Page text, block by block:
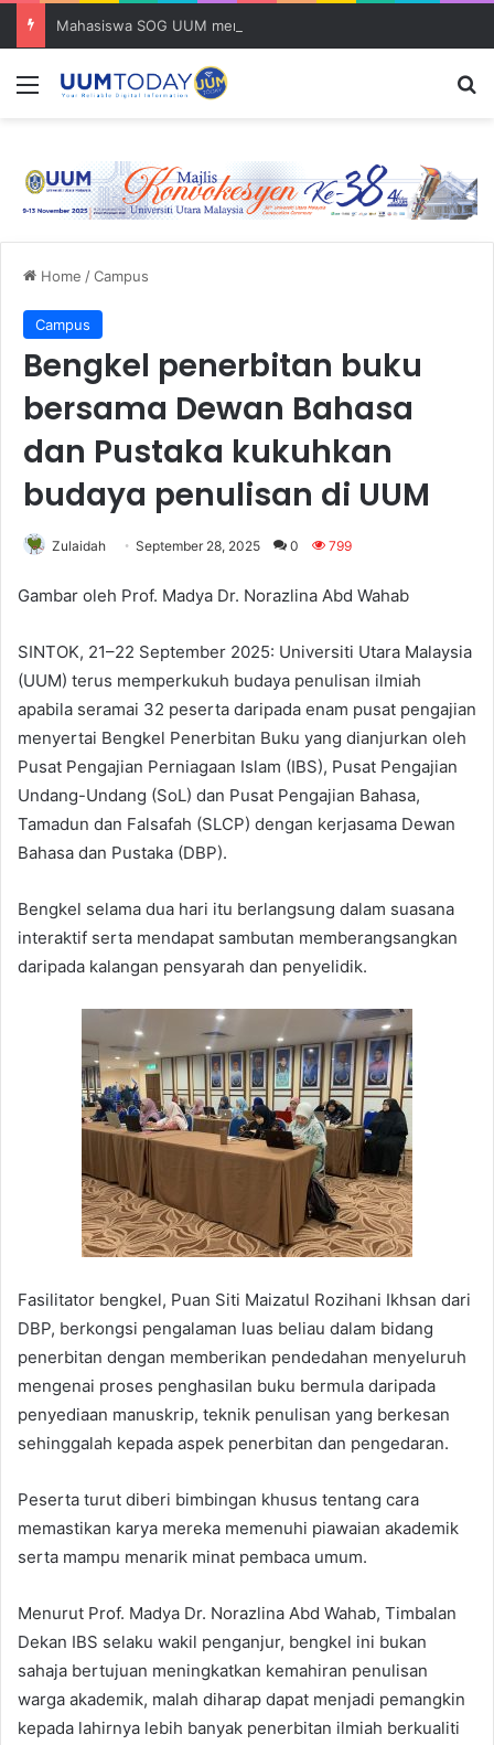
Menu
Home /Campus
Campus
Bengkel penerbitan buku
bersama Dewan Bahasa
dan Pustaka kukuhkan
budaya penulisan di UUM
Zulaidah September 28, 2025 0 799
Gambar oleh Prof. Madya Dr. Norazlina Abd Wahab
SINTOK, 21–22 September 2025: Universiti Utara Malaysia
(UUM) terus memperkukuh budaya penulisan ilmiah
apabila seramai 32 peserta daripada enam pusat pengajian
menyertai Bengkel Penerbitan Buku yang dianjurkan oleh
Pusat Pengajian Perniagaan Islam (IBS), Pusat Pengajian
Undang-Undang (SoL) dan Pusat Pengajian Bahasa,
Tamadun dan Falsafah (SLCP) dengan kerjasama Dewan
Bahasa dan Pustaka (DBP).
Bengkel selama dua hari itu berlangsung dalam suasana
interaktif serta mendapat sambutan memberangsangkan
daripada kalangan pensyarah dan penyelidik.
Fasilitator bengkel, Puan Siti Maizatul Rozihani Ikhsan dari
DBP, berkongsi pengalaman luas beliau dalam bidang
penerbitan dengan memberikan pendedahan menyeluruh
mengenai proses penghasilan buku bermula daripada
penyediaan manuskrip, teknik penulisan yang berkesan
sehinggalah kepada aspek penerbitan dan pengedaran.
Peserta turut diberi bimbingan khusus tentang cara
memastikan karya mereka memenuhi piawaian akademik
serta mampu menarik minat pembaca umum.
Menurut Prof. Madya Dr. Norazlina Abd Wahab, Timbalan
Dekan IBS selaku wakil penganjur, bengkel ini bukan
sahaja bertujuan meningkatkan kemahiran penulisan
warga akademik, malah diharap dapat menjadi pemangkin
kepada lahirnya lebih banyak penerbitan ilmiah berkualiti